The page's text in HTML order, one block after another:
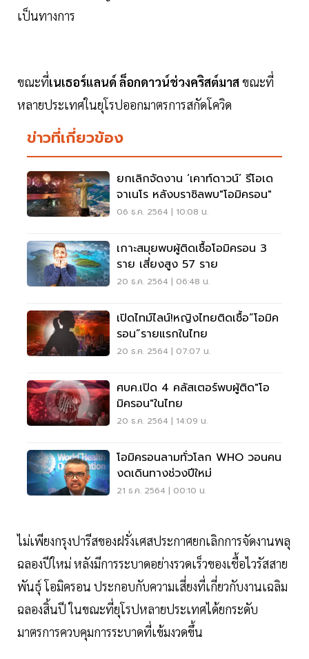
เป็นทางการ
ขณะที่เนเธอร์แลนด์ ล็อกดาวน์ช่วงคริสต์มาสขณะที่
หลายประเทศในยุโรปออกมาตรการสกัดโควิด
ข่าวที่เกี่ยวข้อง
ยกเลิกจัดงาน ‘เคาท์ดาวน์’ รีโอเด
จาเนโร หลังบราซิลพบ"โอมิครอน"
06 ธ.ค. 2564 | 10:08 น.
เกาะสมุยพบผู้ติดเชื้อโอมิครอน 3
ราย เสี่ยงสูง 57 ราย
20 ธ.ค. 2564 | 06:48 น.
เปิดไทม์ไลน์!หญิงไทยติดเชื้อ“โอมิค
รอน”รายแรกในไทย
20 ธ.ค. 2564 | 07:07 น.
ศบค.เปิด 4 คลัสเตอร์พบผู้ติด"โอ
มิครอน"ในไทย
20 ธ.ค. 2564 | 14:09 น.
โอมิครอนลามทั่วโลก WHO วอนคน
งดเดินทางช่วงปีใหม่
21 ธ.ค. 2564 | 00:10 น.
ไม่เพียงกรุงปารีสของฝรั่งเศสประกาศยกเลิกการจัดงานพลุ
ฉลองปีใหม่ หลังมีการระบาดอย่างรวดเร็วของเชื้อไวรัสสาย
พันธุ์ โอมิครอน ประกอบกับความเสี่ยงที่เกี่ยวกับงานเฉลิม
ฉลองสิ้นปี ในขณะที่ยุโรปหลายประเทศได้ยกระดับ
มาตรการควบคุมการระบาดที่เข้มงวดขึ้น